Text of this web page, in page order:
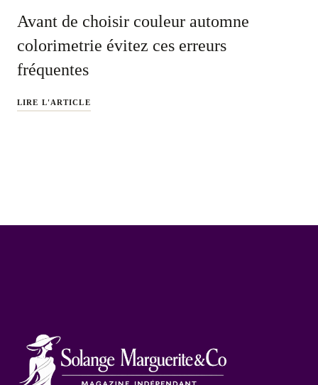
Avant de choisir couleur automne
colorimetrie évitez ces erreurs
fréquentes
LIRE L'ARTICLE